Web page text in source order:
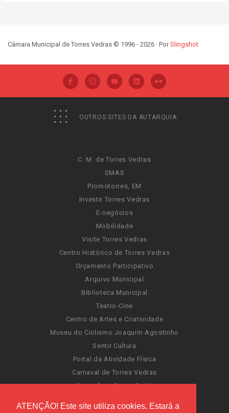
ATENÇÃO! Este site utiliza cookies. Estará a
Câmara Municipal de Torres Vedras © 1996 - 2026 · PorSlingshot
OUTROS SITES DA AUTARQUIA
C. M. de Torres Vedras
SMAS
Promotorres, EM
Investir Torres Vedras
E-negócios
Mobilidade
Visite Torres Vedras
Centro Histórico de Torres Vedras
Orçamento Participativo
Arquivo Municipal
Biblioteca Municipal
Teatro-Cine
Centro de Artes e Criatividade
Museu do Ciclismo Joaquim Agostinho
Sentir Cultura
Portal da Atividade Física
Carnaval de Torres Vedras
Santa Cruz Ocean Spirit